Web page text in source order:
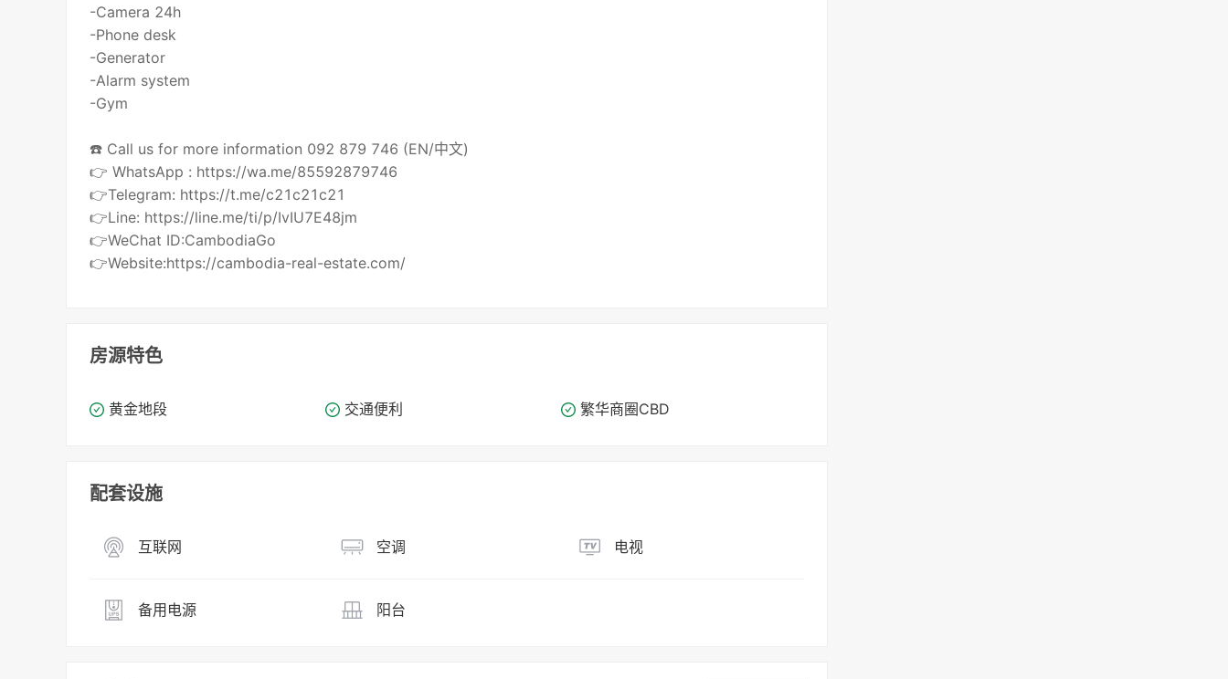
-Camera 24h
-Phone desk
-Generator
-Alarm system
-Gym
☎️ Call us for more information 092 879 746 (EN/中文)
👉 WhatsApp : https://wa.me/85592879746
👉Telegram: https://t.me/c21c21c21
👉Line: https://line.me/ti/p/IvIU7E48jm
👉WeChat ID:CambodiaGo
👉Website:https://cambodia-real-estate.com/
房源特色
黄金地段 交通便利 繁华商圈​​CBD
配套设施
互联网 空调 电视
备用电源 阳台